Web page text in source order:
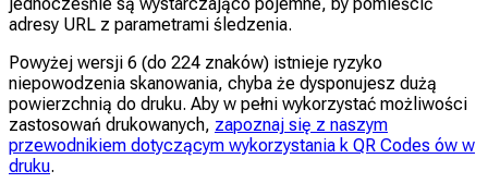
adresy URL z parametrami śledzenia.
Powyżej wersji 6 (do 224 znaków) istnieje ryzyko
niepowodzenia skanowania, chyba że dysponujesz dużą
powierzchnią do druku. Aby w pełni wykorzystać możliwości
zastosowań drukowanych, zapoznaj się z naszym
przewodnikiem dotyczącym wykorzystania k QR Codes ów w
druku.